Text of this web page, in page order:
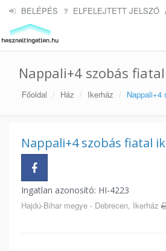
BELÉPÉS ELFELEJTETT JELSZÓ
Nappali+4 szobás
Főoldal Ház Ikerház Nappali+4
Nappali+4 szobás fiatal
Ingatlan azonosító: HI-4223
Hajdú-Bihar megye - Debrecen, Ikerház